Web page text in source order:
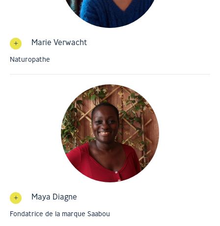
Marie Verwacht
Naturopathe
Maya Diagne
Fondatrice de la marque Saabou